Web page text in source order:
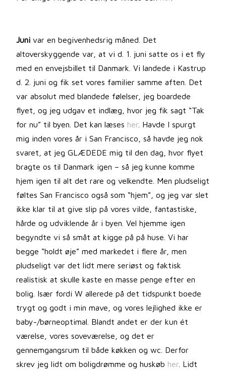
Juni var en begivenhedsrig måned. Det
altoverskyggende var, at vi d. 1. juni satte os i et fly
med en envejsbillet til Danmark. Vi landede i Kastrup
d. 2. juni og fik set vores familier samme aften. Det
var absolut med blandede følelser, jeg boardede
flyet, og jeg udgav et indlæg, hvor jeg fik sagt “Tak
for nu” til byen. Det kan læses her . Havde I spurgt
mig inden vores år i San Francisco, så havde jeg nok
svaret, at jeg GLÆDEDE mig til den dag, hvor flyet
bragte os til Danmark igen – så jeg kunne komme
hjem igen til alt det rare og velkendte. Men pludseligt
føltes San Francisco også som “hjem”, og jeg var slet
ikke klar til at give slip på vores vilde, fantastiske,
hårde og udviklende år i byen. Vel hjemme igen
begyndte vi så småt at kigge på på huse. Vi har
begge “holdt øje” med markedet i flere år, men
pludseligt var det lidt mere seriøst og faktisk
realistisk at skulle kaste en masse penge efter en
bolig. Især fordi W allerede på det tidspunkt boede
trygt og godt i min mave, og vores lejlighed ikke er
baby-/børneoptimal. Blandt andet er der kun ét
værelse, vores soveværelse, og det er
gennemgangsrum til både køkken og wc. Derfor
skrev jeg lidt om boligdrømme og huskøb her . Lidt